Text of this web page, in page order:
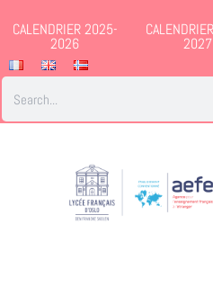
CALENDRIER 2025-
2026 2027